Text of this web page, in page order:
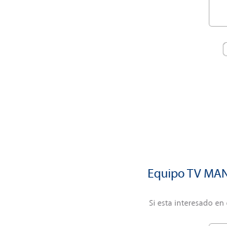
Equipo TV
Si esta interesado